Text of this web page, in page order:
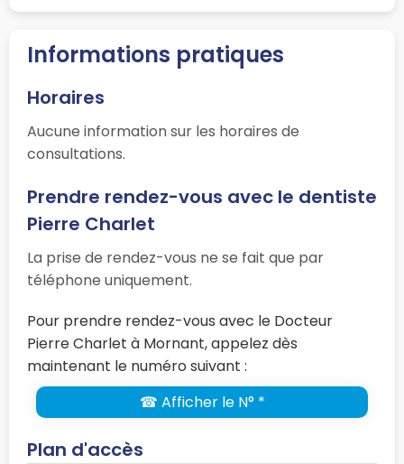
Informations pratiques
Horaires
Aucune information sur les horaires de
consultations.
Prendre rendez-vous avec le dentiste
Pierre Charlet
La prise de rendez-vous ne se fait que par
téléphone uniquement.
Pour prendre rendez-vous avec le Docteur
Pierre Charlet à Mornant, appelez dès
maintenant le numéro suivant :
☎ Afficher le N° *
Plan d'accès